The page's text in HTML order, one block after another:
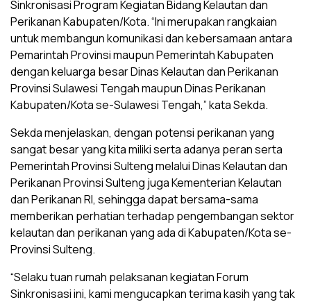
Sinkronisasi Program Kegiatan Bidang Kelautan dan
Perikanan Kabupaten/Kota. “Ini merupakan rangkaian
untuk membangun komunikasi dan kebersamaan antara
Pemarintah Provinsi maupun Pemerintah Kabupaten
dengan keluarga besar Dinas Kelautan dan Perikanan
Provinsi Sulawesi Tengah maupun Dinas Perikanan
Kabupaten/Kota se-Sulawesi Tengah,” kata Sekda.
Sekda menjelaskan, dengan potensi perikanan yang
sangat besar yang kita miliki serta adanya peran serta
Pemerintah Provinsi Sulteng melalui Dinas Kelautan dan
Perikanan Provinsi Sulteng juga Kementerian Kelautan
dan Perikanan RI, sehingga dapat bersama-sama
memberikan perhatian terhadap pengembangan sektor
kelautan dan perikanan yang ada di Kabupaten/Kota se-
Provinsi Sulteng.
“Selaku tuan rumah pelaksanan kegiatan Forum
Sinkronisasi ini, kami mengucapkan terima kasih yang tak